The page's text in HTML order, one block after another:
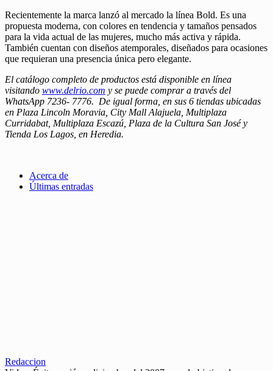
Recientemente la marca lanzó al mercado la línea Bold. Es una
propuesta moderna, con colores en tendencia y tamaños pensados
para la vida actual de las mujeres, mucho más activa y rápida.
También cuentan con diseños atemporales, diseñados para ocasiones
que requieran una presencia única pero elegante.
El catálogo completo de productos está disponible en línea
visitando www.delrio.com y se puede comprar a través del
WhatsApp 7236- 7776. De igual forma, en sus 6 tiendas ubicadas
en Plaza Lincoln Moravia, City Mall Alajuela, Multiplaza
Curridabat, Multiplaza Escazú, Plaza de la Cultura San José y
Tienda Los Lagos, en Heredia.
Acerca de
Últimas entradas
Redaccion